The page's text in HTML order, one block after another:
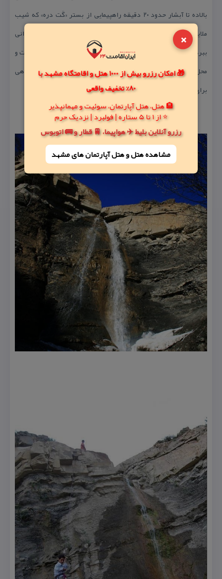
×
🎁 امکان رزرو بیش از 1000 هتل و اقامتگاه مشهد با
80% تخفیف واقعی
🏨 هتل، هتل آپارتمان، سوئیت و مهمانپذیر
⭐ از 1 تا 5 ستاره | فولبرد | نزدیک حرم
رزرو آنلاین بلیط ✈️ هواپیما، 🚆 قطار و 🚌 اتوبوس
مشاهده هتل و هتل‌ آپارتمان های مشهد
بالاده تا آبشار حدود ۲۰ دقیقه راهپیمایی از بستر «گَت دره» كه شیب
ملایمی دارد ، لازم است تا هر بیننده ای از زیبایی های آن لذت فراوانی
ببرد. این آبشار علاوه بر اینكه دارای منظره زیبا و خوش آب و هواست و
محل مناسبی برای تفریح های خانوادگی است ، می تواند به عنوان جایگاهی
برای صخره نوردی هم مورد استفاده قرار گیرد.